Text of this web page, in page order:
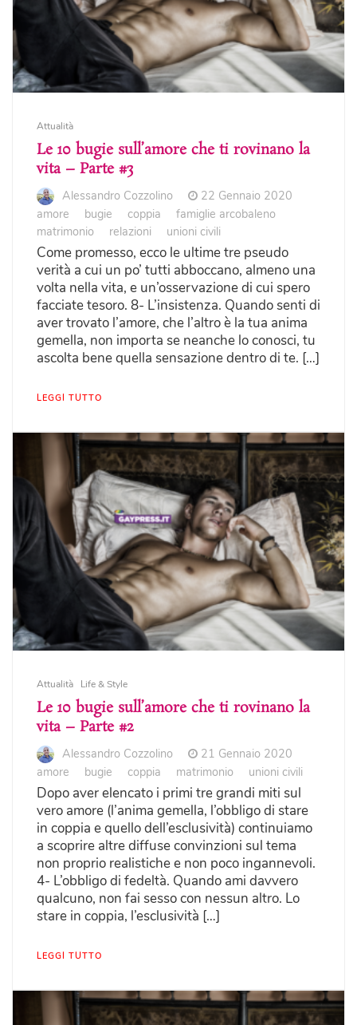
Attualità
Le 10 bugie sull’amore che ti rovinano la
vita – Parte #3
Alessandro Cozzolino
22 Gennaio 2020
amore
bugie coppia
famiglie arcobaleno
matrimonio
relazioni unioni civili
Come promesso, ecco le ultime tre pseudo
verità a cui un po’ tutti abboccano, almeno una
volta nella vita, e un’osservazione di cui spero
facciate tesoro. 8- L’insistenza. Quando senti di
aver trovato l’amore, che l’altro è la tua anima
gemella, non importa se neanche lo conosci, tu
ascolta bene quella sensazione dentro di te. […]
LEGGI TUTTO
Attualità Life & Style
Le 10 bugie sull’amore che ti rovinano la
vita – Parte #2
Alessandro Cozzolino
21 Gennaio 2020
amore
bugie coppia matrimonio unioni civili
Dopo aver elencato i primi tre grandi miti sul
vero amore (l’anima gemella, l’obbligo di stare
in coppia e quello dell’esclusività) continuiamo
a scoprire altre diffuse convinzioni sul tema
non proprio realistiche e non poco ingannevoli.
4- L’obbligo di fedeltà. Quando ami davvero
qualcuno, non fai sesso con nessun altro. Lo
stare in coppia, l’esclusività […]
LEGGI TUTTO